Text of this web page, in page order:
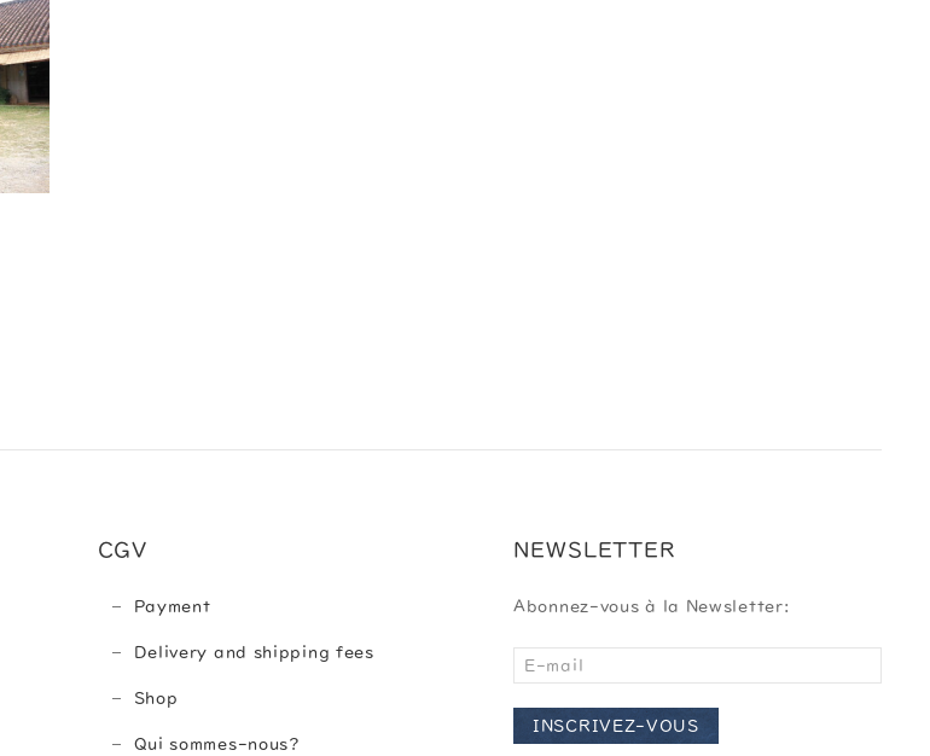
CGV
Payment
Delivery and shipping fees
Shop
Qui sommes-nous?
NEWSLETTER
Abonnez-vous à la Newsletter:
INSCRIVEZ-VOUS